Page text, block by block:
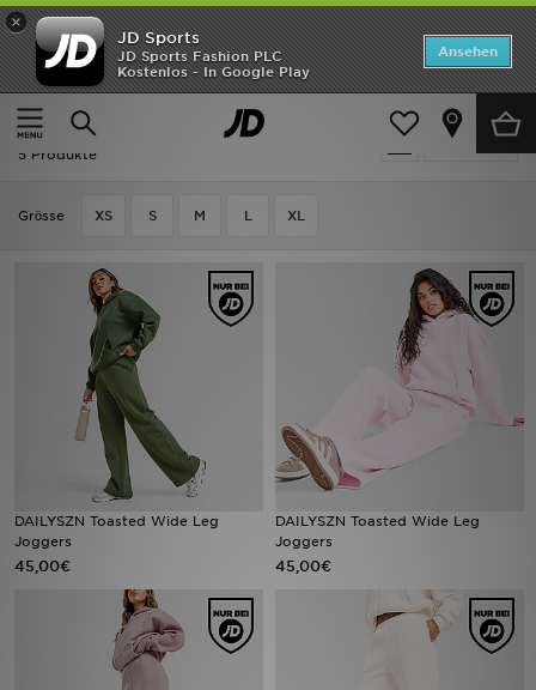
×
JD Sports
JD Sports Fashion PLC
Kostenlos - In Google Play
Ansehen
Startseite
Frauen Frauenkleidung Jogginghosen
verfeinern
Frauen - DAILYSZN Jogginghosen
5 Produkte
Grӧsse XS S M L XL
DAILYSZN Toasted Wide Leg
Joggers
45,00€
DAILYSZN Toasted Wide Leg
Joggers
45,00€
Startseite
ANGEBOTE
Marken
Bestsellers
JD Exklusives
Fußball
Lade Die APP